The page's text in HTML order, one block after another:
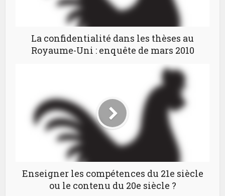
La confidentialité dans les thèses au
Royaume-Uni : enquête de mars 2010
Enseigner les compétences du 21e siècle
ou le contenu du 20e siècle ?